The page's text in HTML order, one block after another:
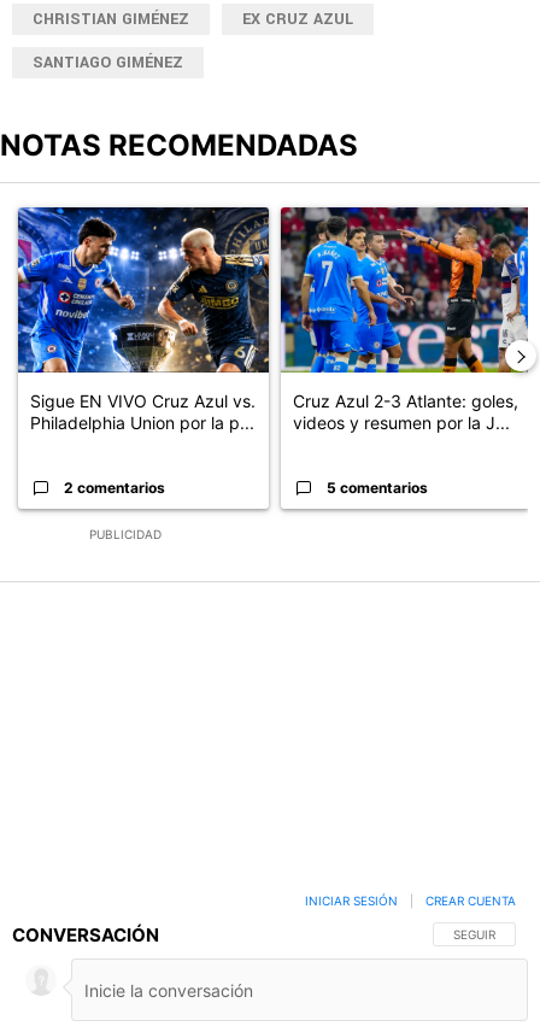
CHRISTIAN GIMÉNEZ
EX CRUZ AZUL
SANTIAGO GIMÉNEZ
NOTAS RECOMENDADAS
PUBLICIDAD
Un artículo de tendencia con el título "Sigue EN VIVO Cruz Azul
Sigue EN VIVO Cruz Azul vs.
Philadelphia Union por la p...
2 comentarios
Un artículo de tendencia con el
Cruz Azul 2-3 Atlante: goles,
videos y resumen por la J...
5 comentarios
CONVERSACIÓN SIGA ESTA
SEGUIR
INICIAR SESIÓN CREAR CUENTA